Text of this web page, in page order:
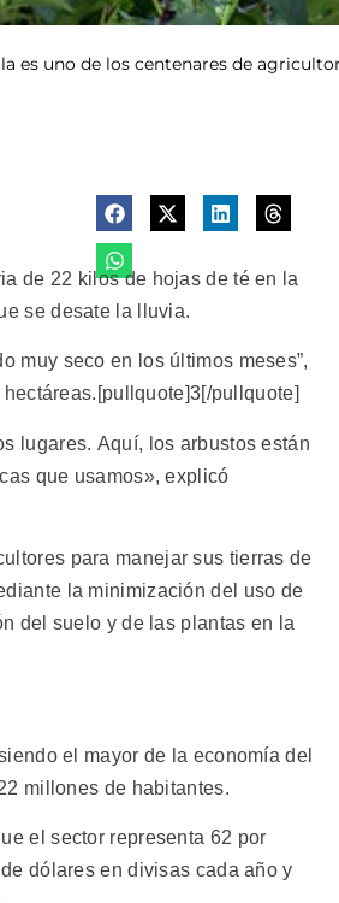
es uno de los centenares de
de 22 kilos de hojas de té en la
se desate la lluvia.
muy seco en los últimos meses”,
pullquote]
lugares. Aquí, los arbustos están
que usamos», explicó
para manejar sus tierras de
la minimización del uso de
del suelo y de las plantas en la
el mayor de la economía del
millones de habitantes.
el sector representa 62 por
dólares en divisas cada año y